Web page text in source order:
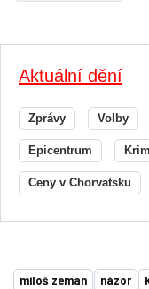
Aktuální dění
Zprávy Volby
Epicentrum
Ceny v Chorvatsku
miloš zeman názor